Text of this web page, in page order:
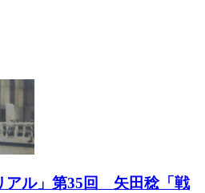
アル」第35回 矢田稔「戦